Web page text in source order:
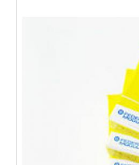
Lambda sonda
Nosač auspuha
EGR(AGR) ventil